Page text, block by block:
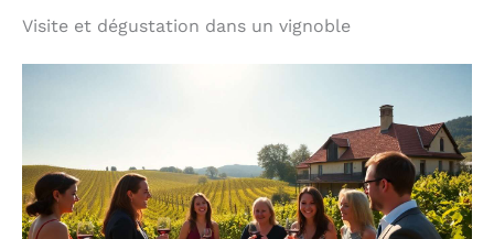
Visite et dégustation dans un vignoble